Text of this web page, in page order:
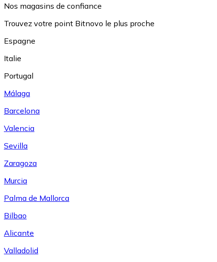
Nos magasins de confiance
Trouvez votre point Bitnovo le plus proche
Espagne
Italie
Portugal
Málaga
Barcelona
Valencia
Sevilla
Zaragoza
Murcia
Palma de Mallorca
Bilbao
Alicante
Valladolid